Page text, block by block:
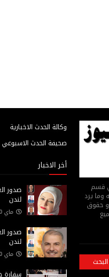
قسم
وما يرد
حقوق
وكالة الحدث الاخبارية
صحيفة الحدث الاسبوعي
أخر الاخبار
لندن
ماي 30, 2026
لندن
ماي 10, 2026
سفارة